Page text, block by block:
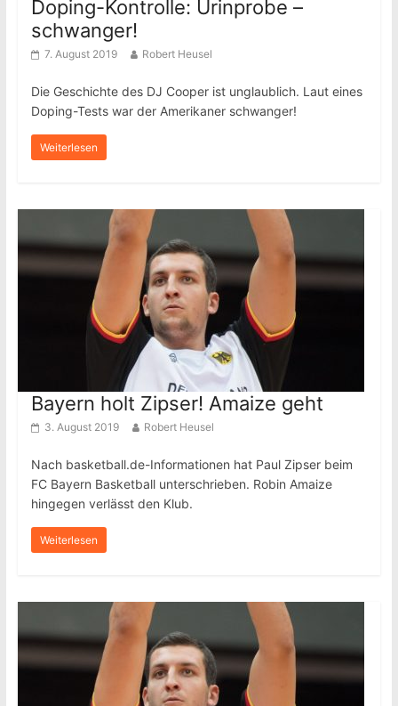
Doping-Kontrolle: Urinprobe –
schwanger!
7. August 2019 Robert Heusel
Die Geschichte des DJ Cooper ist unglaublich. Laut eines
Doping-Tests war der Amerikaner schwanger!
Weiterlesen
Bayern holt Zipser! Amaize geht
3. August 2019 Robert Heusel
Nach basketball.de-Informationen hat Paul Zipser beim
FC Bayern Basketball unterschrieben. Robin Amaize
hingegen verlässt den Klub.
Weiterlesen